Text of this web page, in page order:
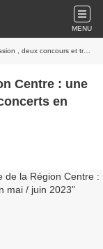
MENU
et trois concerts en mai / juin 2023
Centre : une
en